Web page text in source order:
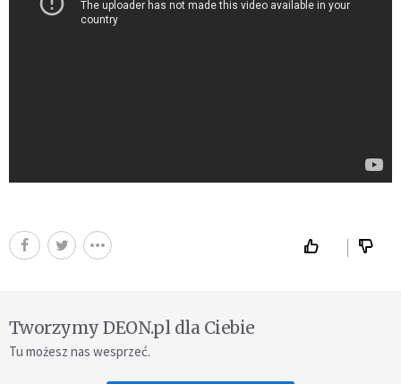
Tworzymy DEON.pl dla Ciebie
Tu możesz nas wesprzeć.